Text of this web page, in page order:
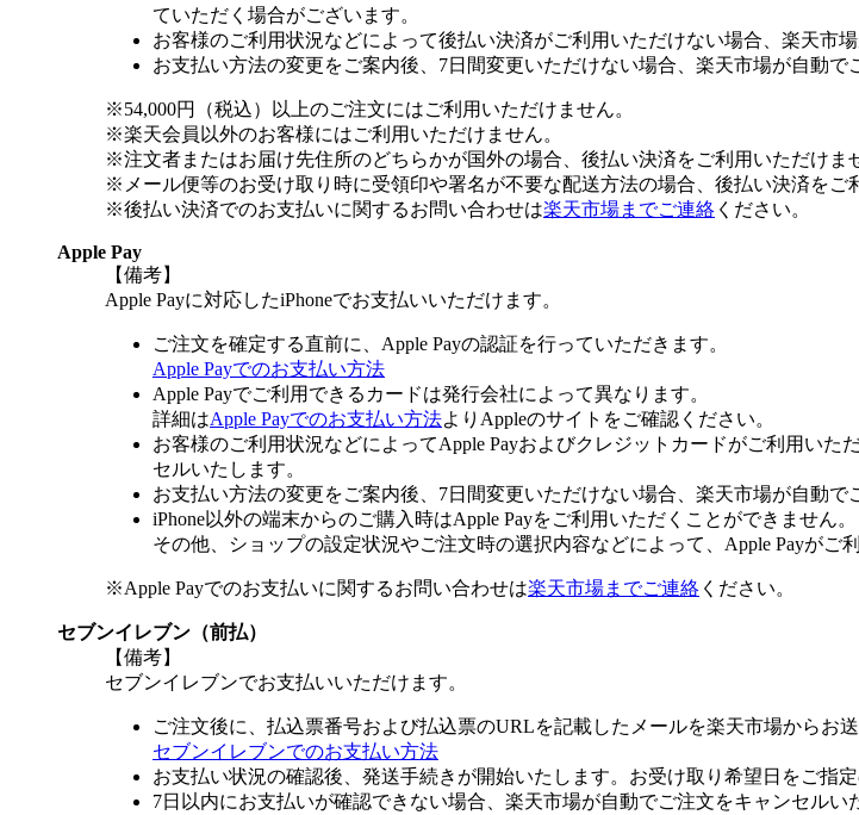
ていただく場合がございます。
お客様のご利用状況などによって後払い決済がご利用いただけない場合、楽天市
お支払い方法の変更をご案内後、7日間変更いただけない場合、楽天市場が自動で
※54,000円（税込）以上のご注文にはご利用いただけません。
※楽天会員以外のお客様にはご利用いただけません。
※注文者またはお届け先住所のどちらかが国外の場合、後払い決済をご利用いただけま
※メール便等のお受け取り時に受領印や署名が不要な配送方法の場合、後払い決済をご
※後払い決済でのお支払いに関するお問い合わせは楽天市場までご連絡 ください。
Apple Pay
【備考】
Apple Payに対応したiPhoneでお支払いいただけます。
ご注文を確定する直前に、Apple Payの認証を行っていただきます。
Apple Payでのお支払い方法
Apple Payでご利用できるカードは発行会社によって異なります。
詳細はApple Payでのお支払い方法よりAppleのサイトをご確認ください。
お客様のご利用状況などによってApple Payおよびクレジットカードがご利用い
セルいたします。
お支払い方法の変更をご案内後、7日間変更いただけない場合、楽天市場が自動で
iPhone以外の端末からのご購入時はApple Payをご利用いただくことができません。
その他、ショップの設定状況やご注文時の選択内容などによって、Apple Payがご
※Apple Payでのお支払いに関するお問い合わせは楽天市場までご連絡 ください。
セブンイレブン（前払）
【備考】
セブンイレブンでお支払いいただけます。
ご注文後に、払込票番号および払込票のURLを記載したメールを楽天市場からお送
セブンイレブンでのお支払い方法
お支払い状況の確認後、発送手続きが開始いたします。お受け取り希望日をご指
7日以内にお支払いが確認できない場合、楽天市場が自動でご注文をキャンセルい